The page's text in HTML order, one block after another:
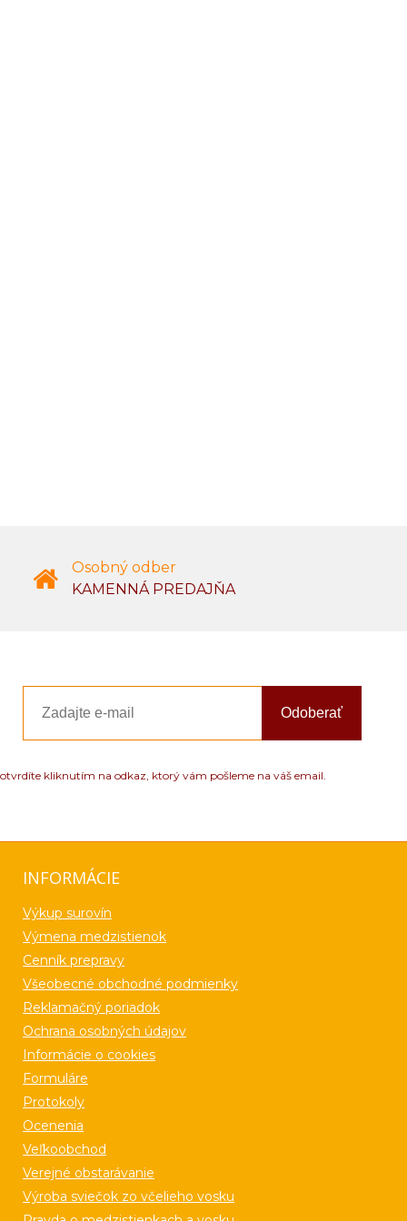
Osobný odber
KAMENNÁ PREDAJŇA
Odoberať
kliknutím na odkaz, ktorý vám pošleme na váš email.
INFORMÁCIE
Výkup surovín
Výmena medzistienok
Cenník prepravy
Všeobecné obchodné podmienky
Reklamačný poriadok
Ochrana osobných údajov
Informácie o cookies
Formuláre
Protokoly
Ocenenia
Veľkoobchod
Verejné obstarávanie
Výroba sviečok zo včelieho vosku